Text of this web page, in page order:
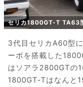
セリカ1800GT-T TA63
3代目セリカA60型
ーボを搭載した
はソアラ2800GTの
1800GT-Tはなんと